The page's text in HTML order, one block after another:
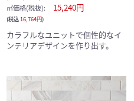
㎡価格(税抜): 15,240円
(税込16,764円)
カラフルなユニットで個性的なイ
ンテリアデザインを作り出す。